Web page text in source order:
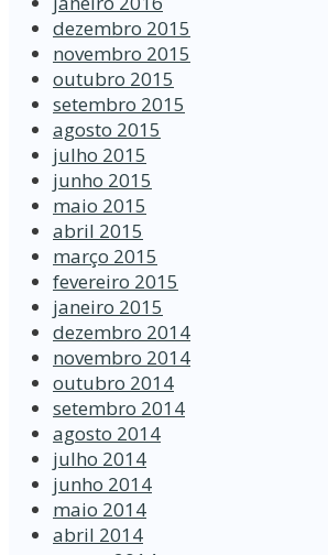
dezembro 2015
novembro 2015
outubro 2015
setembro 2015
agosto 2015
julho 2015
junho 2015
maio 2015
abril 2015
março 2015
fevereiro 2015
janeiro 2015
dezembro 2014
novembro 2014
outubro 2014
setembro 2014
agosto 2014
julho 2014
junho 2014
maio 2014
abril 2014